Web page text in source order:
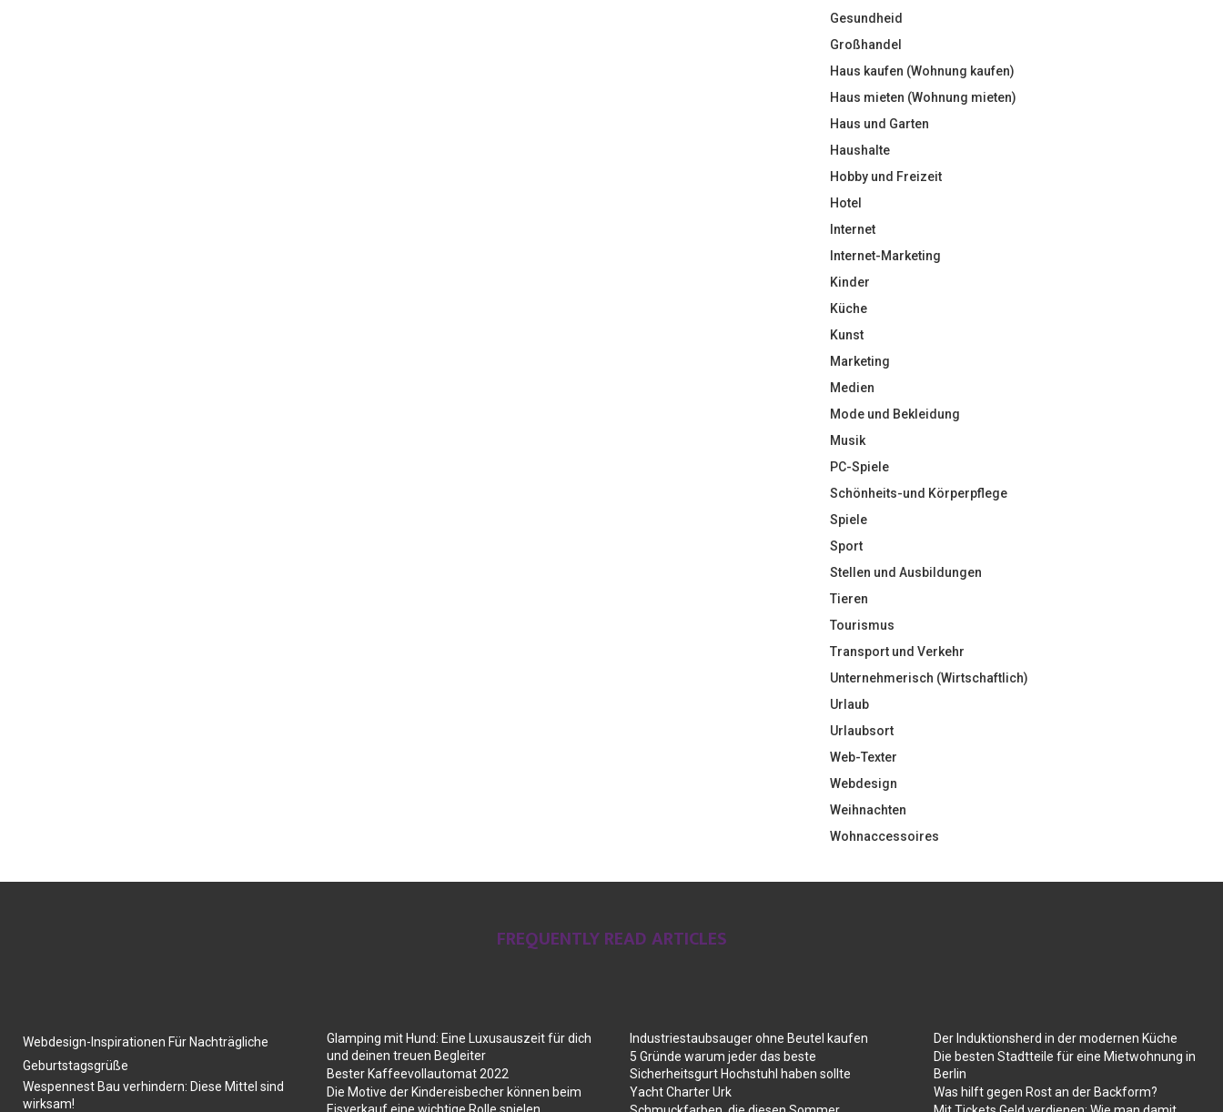
Gesundheid
Großhandel
Haus kaufen (Wohnung kaufen)
Haus mieten (Wohnung mieten)
Haus und Garten
Haushalte
Hobby und Freizeit
Hotel
Internet
Internet-Marketing
Kinder
Küche
Kunst
Marketing
Medien
Mode und Bekleidung
Musik
PC-Spiele
Schönheits-und Körperpflege
Spiele
Sport
Stellen und Ausbildungen
Tieren
Tourismus
Transport und Verkehr
Unternehmerisch (Wirtschaftlich)
Urlaub
Urlaubsort
Web-Texter
Webdesign
Weihnachten
Wohnaccessoires
FREQUENTLY READ ARTICLES
Webdesign-Inspirationen Für Nachträgliche
Geburtstagsgrüße
Wespennest Bau verhindern: Diese Mittel sind
wirksam!
Glamping mit Hund: Eine Luxusauszeit für dich
und deinen treuen Begleiter
Bester Kaffeevollautomat 2022
Die Motive der Kindereisbecher können beim
Industriestaubsauger ohne Beutel kaufen
5 Gründe warum jeder das beste
Sicherheitsgurt Hochstuhl haben sollte
Yacht Charter Urk
Der Induktionsherd in der modernen Küche
Die besten Stadtteile für eine Mietwohnung in
Berlin
Was hilft gegen Rost an der Backform?